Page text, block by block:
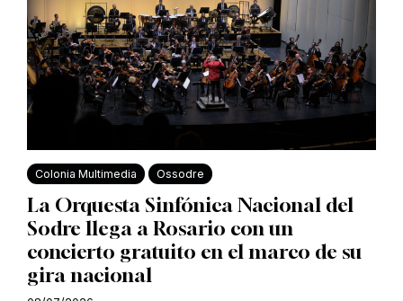
Colonia Multimedia Ossodre
La Orquesta Sinfónica Nacional del
Sodre llega a Rosario con un
concierto gratuito en el marco de su
gira nacional